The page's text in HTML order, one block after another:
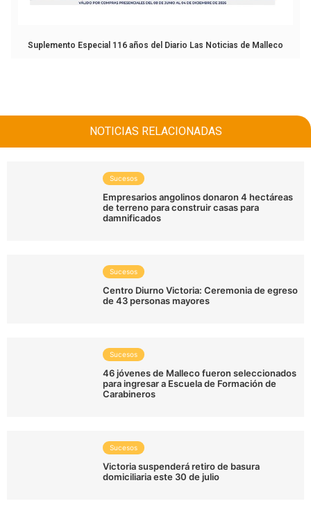
Suplemento Especial 116 años del Diario Las Noticias de Malleco
NOTICIAS RELACIONADAS
Sucesos
Empresarios angolinos donaron 4 hectáreas
de terreno para construir casas para
damnificados
Sucesos
Centro Diurno Victoria: Ceremonia de egreso
de 43 personas mayores
Sucesos
46 jóvenes de Malleco fueron seleccionados
para ingresar a Escuela de Formación de
Carabineros
Sucesos
Victoria suspenderá retiro de basura
domiciliaria este 30 de julio